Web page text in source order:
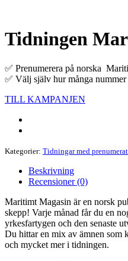
Tidningen
✅ Prenumerera på norska
✅ Välj själv hur många
TILL KAMPANJEN
Kategorier: Tidningar med
Beskrivning
Recensioner (0)
Maritimt Magasin är en norsk
skepp! Varje månad får du en
yrkesfartygen och den senaste
Du hittar en mix av ämnen som
och mycket mer i tidningen.